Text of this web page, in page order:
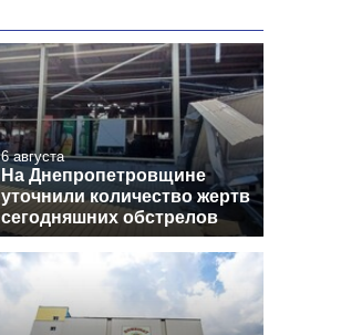
6 августа
На Днепропетровщине
уточнили количество жертв
сегодняшних обстрелов